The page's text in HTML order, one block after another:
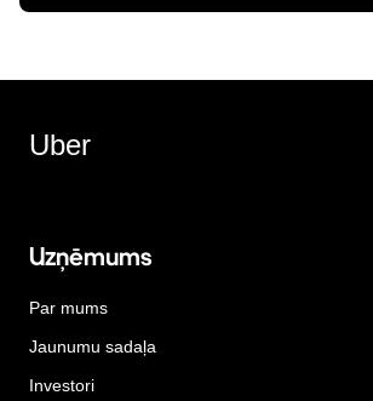
Uber
Uzņēmums
Par mums
Jaunumu sadaļa
Investori